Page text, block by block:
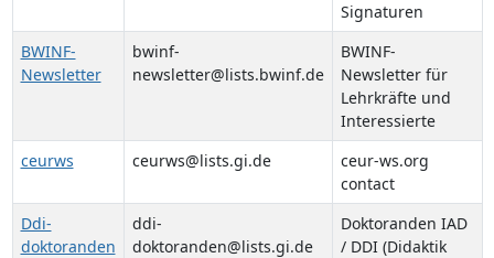
Signaturen
BWINF-
Newsletter
bwinf-
newsletter@lists.bwinf.de
BWINF-
Newsletter für
Lehrkräfte und
Interessierte
ceurws
ceurws@lists.gi.de
ceur-ws.org
contact
Ddi-
doktoranden
ddi-
doktoranden@lists.gi.de
Doktoranden IAD
/ DDI (Didaktik